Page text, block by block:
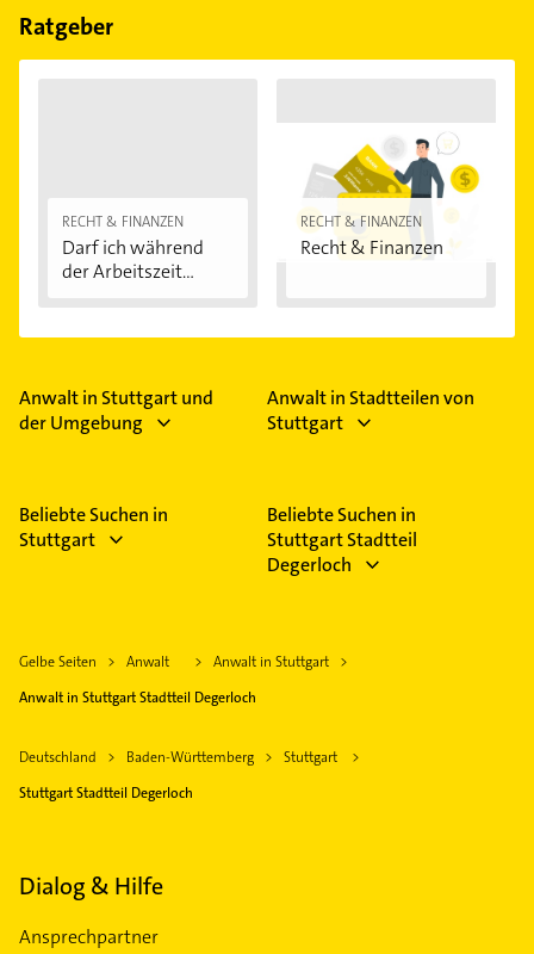
Rechtsbeistand, Rechtsberatung und -auskunft und
Rechtsdienstleistung.
Ratgeber
RECHT & FINANZEN
Darf ich während
der Arbeitszeit...
RECHT & FINANZEN
Recht & Finanzen
Anwalt in Stuttgart und
der Umgebung
Anwalt in Stadtteilen von
Stuttgart
Beliebte Suchen in
Stuttgart
Beliebte Suchen in
Stuttgart Stadtteil
Degerloch
Gelbe Seiten Anwalt
Anwalt in Stuttgart
Anwalt in Stuttgart Stadtteil Degerloch
Deutschland Baden-Württemberg
Stuttgart
Stuttgart Stadtteil Degerloch
Dialog & Hilfe
Ansprechpartner